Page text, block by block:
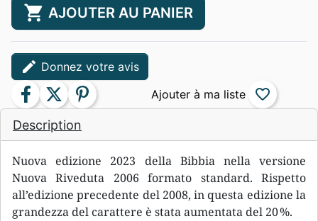
Description
Nuova edizione 2023 della Bibbia nella versione
Nuova Riveduta 2006 formato standard. Rispetto
all’edizione precedente del 2008, in questa edizione la
grandezza del carattere è stata aumentata del 20 %.
shopping_cart AJOUTER AU PANIER
edit Donnez votre avis
facebook twitter pinterest favorite_border